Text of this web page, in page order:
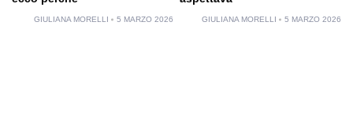
GIULIANA MORELLI 5 MARZO 2026 GIULIANA MORELLI 5 MARZO 2026